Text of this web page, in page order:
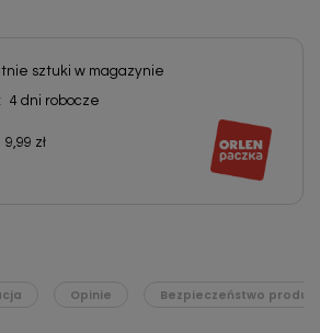
sztuki w magazynie
4 dni robocze
9,99 zł
Opinie Bezpieczeństwo